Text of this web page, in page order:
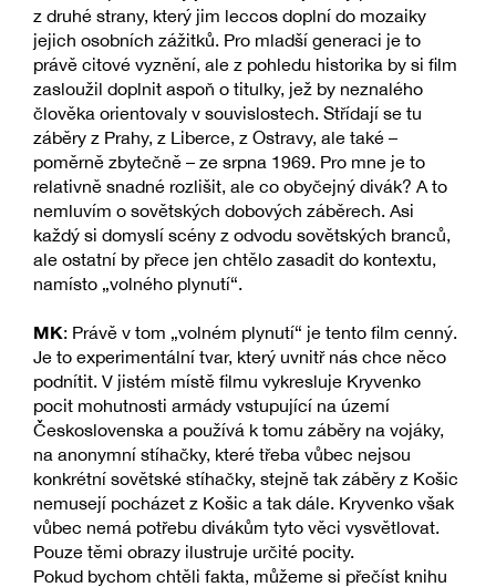
z druhé strany, který jim leccos doplní do mozaiky
jejich osobních zážitků. Pro mladší generaci je to
právě citové vyznění, ale z pohledu historika by si film
zasloužil doplnit aspoň o titulky, jež by neznalého
člověka orientovaly v souvislostech. Střídají se tu
záběry z Prahy, z Liberce, z Ostravy, ale také –
poměrně zbytečně – ze srpna 1969. Pro mne je to
relativně snadné rozlišit, ale co obyčejný divák? A to
nemluvím o sovětských dobových záběrech. Asi
každý si domyslí scény z odvodu sovětských branců,
ale ostatní by přece jen chtělo zasadit do kontextu,
namísto „volného plynutí“.
MK: Právě v tom „volném plynutí“ je tento film cenný.
Je to experimentální tvar, který uvnitř nás chce něco
podnítit. V jistém místě filmu vykresluje Kryvenko
pocit mohutnosti armády vstupující na území
Československa a používá k tomu záběry na vojáky,
na anonymní stíhačky, které třeba vůbec nejsou
konkrétní sovětské stíhačky, stejně tak záběry z Košic
nemusejí pocházet z Košic a tak dále. Kryvenko však
vůbec nemá potřebu divákům tyto věci vysvětlovat.
Pouze těmi obrazy ilustruje určité pocity.
Pokud bychom chtěli fakta, můžeme si přečíst knihu